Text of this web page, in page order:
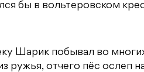
бы в вольтеровском
Шарик побывал во
ружья, отчего пёс ослеп